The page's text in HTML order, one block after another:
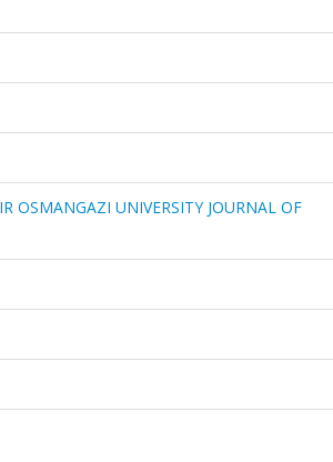
OSMANGAZI UNIVERSITY JOURNAL OF